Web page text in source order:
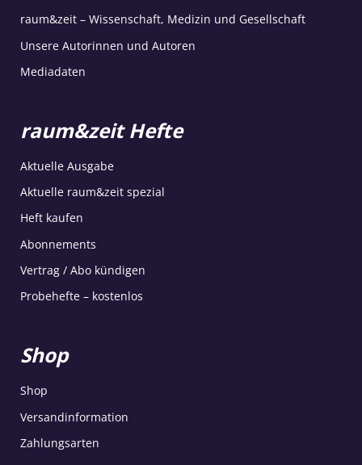
raum&zeit – Wissenschaft, Medizin und Gesellschaft
Unsere Autorinnen und Autoren
Mediadaten
raum&zeit Hefte
Aktuelle Ausgabe
Aktuelle raum&zeit spezial
Heft kaufen
Abonnements
Vertrag / Abo kündigen
Probehefte – kostenlos
Shop
Shop
Versandinformation
Zahlungsarten